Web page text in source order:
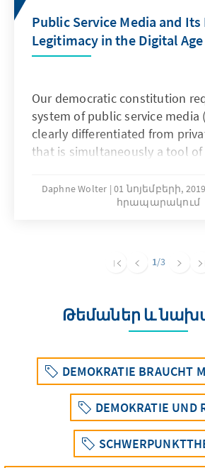
Public Service Media and
Legitimacy in the Digital Age
Our democratic constitution
system of public service media
clearly differentiated from
that is simultaneously a tool of
Daphne Wolter 01 նոյեմբերի,
հրապարակում
1/3
Թեմաներ և
DEMOKRATIE BRAUCHT
DEMOKRATIE UND